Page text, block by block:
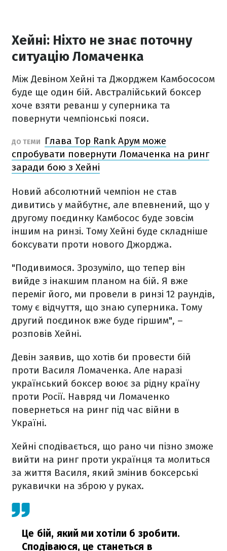
Хейні: Ніхто не знає поточну
ситуацію Ломаченка
Між Девіном Хейні та Джорджем Камбососом
буде ще один бій. Австралійський боксер
хоче взяти реванш у суперника та
повернути чемпіонські пояси.
ДО ТЕМИ
Глава Top Rank Арум може
спробувати повернути Ломаченка на ринг
заради бою з Хейні
Новий абсолютний чемпіон не став
дивитись у майбутнє, але впевнений, що у
другому поєдинку Камбосос буде зовсім
іншим на ринзі. Тому Хейні буде складніше
боксувати проти нового Джорджа.
"Подивимося. Зрозуміло, що тепер він
вийде з інакшим планом на бій. Я вже
переміг його, ми провели в ринзі 12 раундів,
тому є відчуття, що знаю суперника. Тому
другий поєдинок вже буде гіршим", –
розповів Хейні.
Девін заявив, що хотів би провести бій
проти Василя Ломаченка. Але наразі
український боксер воює за рідну країну
проти Росії. Навряд чи Ломаченко
повернеться на ринг під час війни в
Україні.
Хейні сподівається, що рано чи пізно зможе
вийти на ринг проти українця та молиться
за життя Василя, який змінив боксерські
рукавички на зброю у руках.
Це бій, який ми хотіли б зробити.
Сподіваюся, це станеться в